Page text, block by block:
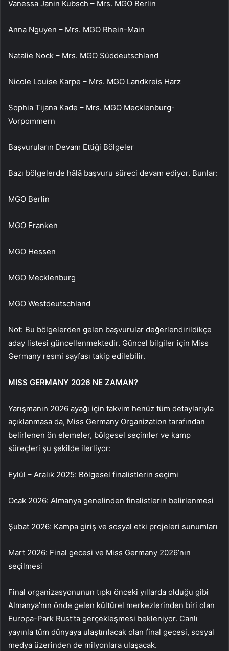
Vanessa Janin Kubsch – Mrs. MGO Berlin
Anna Nguyen – Mrs. MGO Rhein-Main
Natalie Nock – Mrs. MGO Süddeutschland
Nicole Louise Karpe – Mrs. MGO Landkreis Harz
Sophia Tijana Kade – Mrs. MGO Mecklenburg-
Vorpommern
Başvuruların Devam Ettiği Bölgeler
Bazı bölgelerde hâlâ başvuru süreci devam ediyor. Bunlar:
MGO Berlin
MGO Franken
MGO Hessen
MGO Mecklenburg
MGO Westdeutschland
Not: Bu bölgelerden gelen başvurular değerlendirildikçe
aday listesi güncellenmektedir. Güncel bilgiler için Miss
Germany resmi sayfası takip edilebilir.
MISS GERMANY 2026 NE ZAMAN?
Yarışmanın 2026 ayağı için takvim henüz tüm detaylarıyla
açıklanmasa da, Miss Germany Organization tarafından
belirlenen ön elemeler, bölgesel seçimler ve kamp
süreçleri şu şekilde ilerliyor:
Eylül – Aralık 2025: Bölgesel finalistlerin seçimi
Ocak 2026: Almanya genelinden finalistlerin belirlenmesi
Şubat 2026: Kampa giriş ve sosyal etki projeleri sunumları
Mart 2026: Final gecesi ve Miss Germany 2026’nın
seçilmesi
Final organizasyonunun tıpkı önceki yıllarda olduğu gibi
Almanya’nın önde gelen kültürel merkezlerinden biri olan
Europa-Park Rust’ta gerçekleşmesi bekleniyor. Canlı
yayınla tüm dünyaya ulaştırılacak olan final gecesi, sosyal
medya üzerinden de milyonlara ulaşacak.